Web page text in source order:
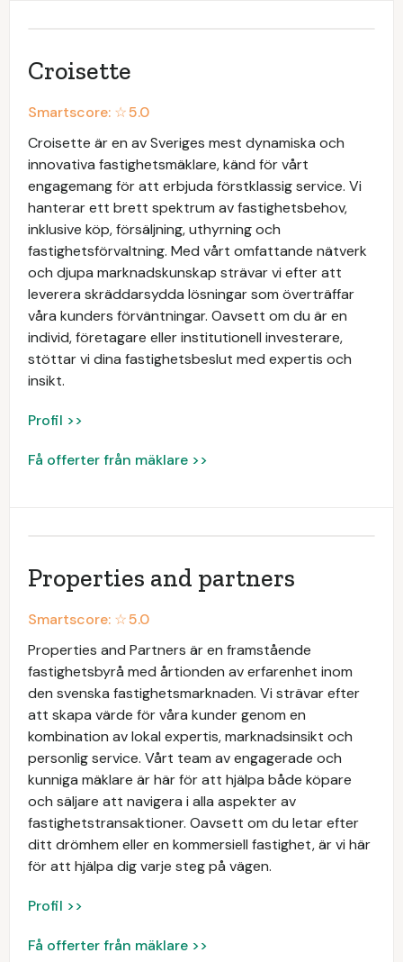
Croisette
Smartscore: ☆5.0
Croisette är en av Sveriges mest dynamiska och
innovativa fastighetsmäklare, känd för vårt
engagemang för att erbjuda förstklassig service. Vi
hanterar ett brett spektrum av fastighetsbehov,
inklusive köp, försäljning, uthyrning och
fastighetsförvaltning. Med vårt omfattande nätverk
och djupa marknadskunskap strävar vi efter att
leverera skräddarsydda lösningar som överträffar
våra kunders förväntningar. Oavsett om du är en
individ, företagare eller institutionell investerare,
stöttar vi dina fastighetsbeslut med expertis och
insikt.
Profil >>
Få offerter från mäklare >>
Properties and partners
Smartscore: ☆5.0
Properties and Partners är en framstående
fastighetsbyrå med årtionden av erfarenhet inom
den svenska fastighetsmarknaden. Vi strävar efter
att skapa värde för våra kunder genom en
kombination av lokal expertis, marknadsinsikt och
personlig service. Vårt team av engagerade och
kunniga mäklare är här för att hjälpa både köpare
och säljare att navigera i alla aspekter av
fastighetstransaktioner. Oavsett om du letar efter
ditt drömhem eller en kommersiell fastighet, är vi här
för att hjälpa dig varje steg på vägen.
Profil >>
Få offerter från mäklare >>